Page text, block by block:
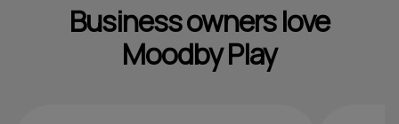
Business owners love
Moodby Play